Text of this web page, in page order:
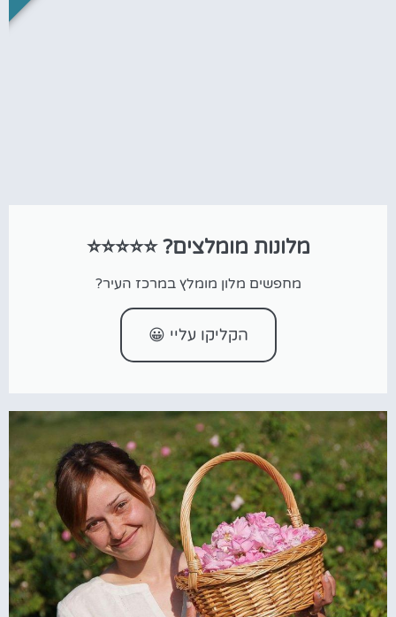
מלונות מומלצים? ⭐⭐⭐⭐⭐
מחפשים מלון מומלץ במרכז העיר?
הקליקו עליי 😀